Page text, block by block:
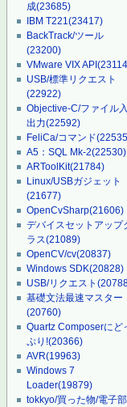
成(23685)
IBM T221(23417)
BackTrack/ツール
(23200)
VMware VIX API
USB/標準リクエスト
(22922)
Objective-C/ファイル入
出力(22592)
FeliCa/コマンド
A5：SQL Mk-2(22530)
ARToolKit(21784)
Linux/USBガジェット
(21677)
OpenCvSharp(21606)
デバイスセットアップ
ラス(21089)
OpenCV/cv(20837)
Windows SDK(20828)
USB/リクエスト
基礎文法最速マスター
(20760)
Quartz Composerにど
ぷり!(20366)
AVR(19963)
Windows 7
Loader(19879)
tokkyo/買った物/電子部